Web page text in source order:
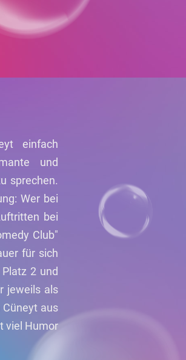
einfach
und
sprechen.
Wer bei
bei
Club"
für sich
2 und
jeweils als
aus
viel Humor